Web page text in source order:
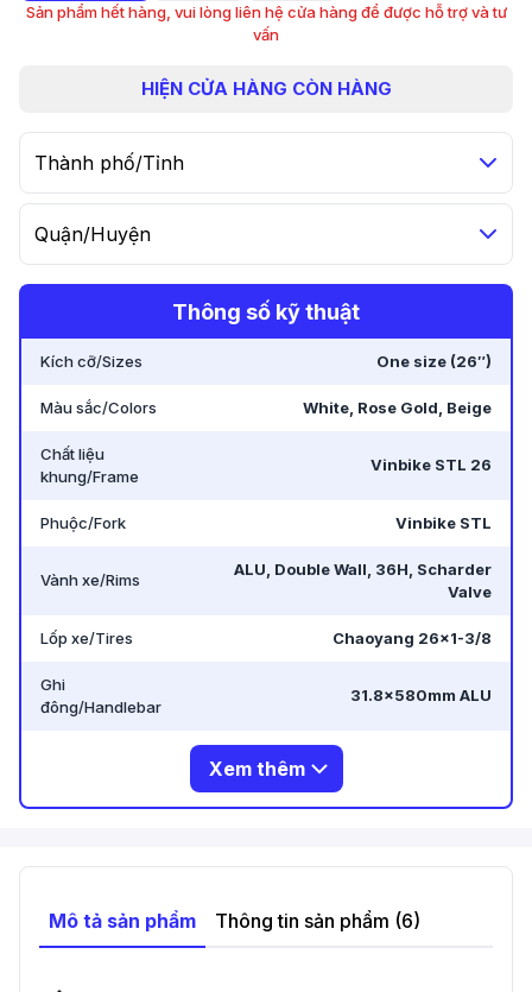
Sản phẩm hết hàng, vui lòng liên hệ cửa hàng để được hỗ trợ và tư
vấn
HIỆN CỬA HÀNG CÒN HÀNG
Thành phố/Tỉnh
Quận/Huyện
Thông số kỹ thuật
Kích cỡ/Sizes One size (26″)
Màu sắc/Colors White, Rose Gold, Beige
Chất liệu
khung/Frame
Vinbike STL 26
Phuộc/Fork Vinbike STL
Vành xe/Rims
ALU, Double Wall, 36H, Scharder
Valve
Lốp xe/Tires Chaoyang 26×1-3/8
Ghi
đông/Handlebar
31.8x580mm ALU
Xem thêm
Mô tả sản phẩm Thông tin sản phẩm (6)